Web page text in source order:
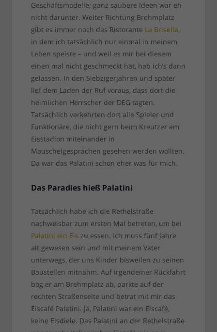
Geschäftsmodelle; ganz saubere Ideen war eh
nicht darunter. Weiter Richtung Brehmplatz
gibt es immer noch das Ristorante La Brisella,
in dem ich tatsächlich nur einmal in meinem
Leben speiste – und weil es mir bei diesem
einen mal nicht geschmeckt hat, hab ich’s dann
gelassen. In den Siebzigerjahren und später
lief dem Laden der Ruf voraus, dass dort die
heimlichen Herrscher der DEG tagten.
Tatsächlich verkehrten dort alle Spieler und
Funktionäre, die nicht gern beim Kreutzer am
Eisstadion miteinander in
Mauschelgesprächen gesehen werden wollten.
Da war das Palatini schon eher was für mich.
Das Paradies hieß Palatini
Tatsächlich habe ich die Rethelstraße
nachweisbar zum ersten Mal betreten, um bei
Palatini ein Eis zu essen. Ich muss fünf Jahre
alt gewesen sein und mit meinem Vater
unterwegs, der uns Kinder bisweilen zu seinen
Baustellen mitnahm. Auf irgendeiner Rückfahrt
bog er am Brehmplatz ab, parkte auf der
rechten Straßenseite und betrat mit mir das
Eiscafé Palatini. Ja, Palatini war ein Eiscafé,
keine Eisdiele. Das Palatini an der Rethelstraße